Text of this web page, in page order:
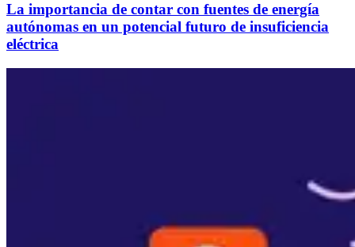
La importancia de contar con fuentes de energía
autónomas en un potencial futuro de insuficiencia
eléctrica